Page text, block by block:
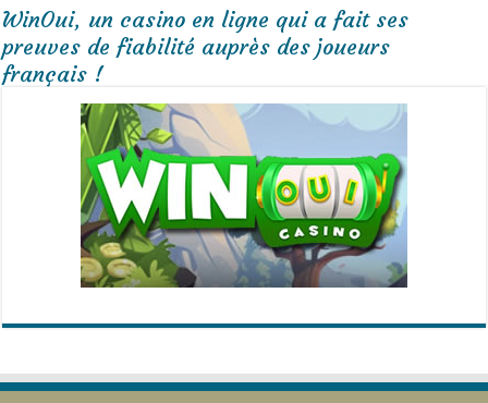
WinOui, un casino en ligne qui a fait ses
preuves de fiabilité auprès des joueurs
français !